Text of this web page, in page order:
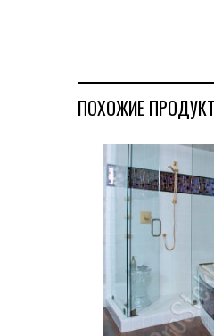
ПОХОЖИЕ